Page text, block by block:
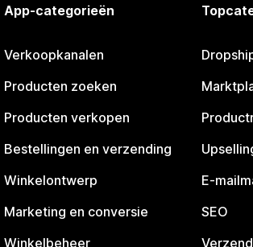
App-categorieën
Verkoopkanalen
Producten zoeken
Producten verkopen
Bestellingen en verzending
Winkelontwerp
Marketing en conversie
Winkelbeheer
E-
SEO